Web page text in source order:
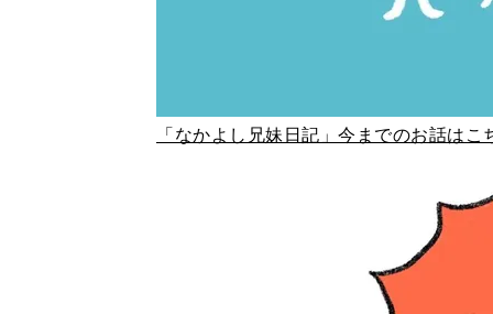
「なかよし兄妹日記」今までのお話はこ